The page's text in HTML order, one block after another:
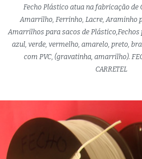
Fecho Plástico atua na fabricação de
Amarrilho, Ferrinho, Lacre, Araminho
Amarrilhos para sacos de Plástico,Fechos
azul, verde, vermelho, amarelo, preto,
com PVC, (gravatinha, amarrilho).
CARRETEL